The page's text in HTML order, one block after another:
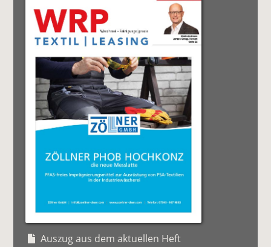
Auszug aus dem aktuellen Heft